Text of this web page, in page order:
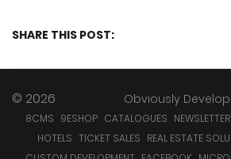
SHARE THIS POST:
© 2026 Obviously
8CMS 9ESHOP CATALOGUES
HOTELS TICKET SALES REAL ESTATE